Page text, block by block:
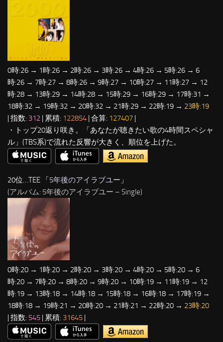
0時:26 → 1時:26 → 2時:26 → 3時:26 → 4時:26 → 5時:26 → 6
時:26 → 7時:27 → 8時:26 → 9時:27 → 10時:27 → 11時:27 → 12
時:28 → 13時:29 → 14時:28 → 15時:29 → 16時:29 → 17時:31 →
18時:32 → 19時:32 → 20時:32 → 21時:29 → 22時:19 → 23時:19
| 指数: 312 | 累積: 122854 | 合算: 127407 |
・トップ20返り咲き。「あなたが聴きたい歌の4時間スペシャ
ル」(TBS系)で流れた反響が大きく、順位を上げた。
20位…TEE 「5年後のアイラブユー 」
(アルバム: 5年後のアイラブユー – Single)
0時:20 → 1時:20 → 2時:20 → 3時:20 → 4時:20 → 5時:20 → 6
時:20 → 7時:20 → 8時:20 → 9時:20 → 10時:19 → 11時:19 → 12
時:19 → 13時:18 → 14時:18 → 15時:18 → 16時:18 → 17時:19 →
18時:18 → 19時:21 → 20時:20 → 21時:21 → 22時:20 → 23時:20
| 指数: 545 | 累積: 31645 |